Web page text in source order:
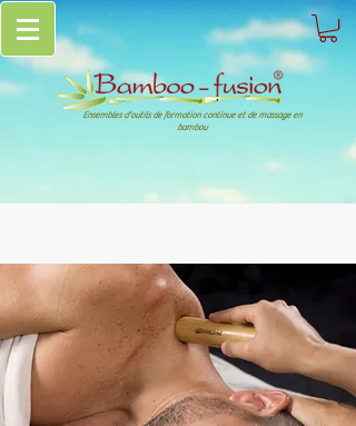
Ensembles d'outils de formation continue et de massage en
bambou